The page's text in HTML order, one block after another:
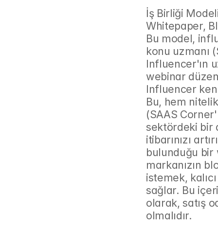
İş Birliği
Whitepaper,
Bu model,
konu uzmanı
Influencer'ın
webinar
Influencer
Bu, hem
(SAAS
sektördeki bir
itibarınızı
bulunduğu bir
markanızın
istemek,
sağlar. Bu
olarak, satış
olmalıdır.